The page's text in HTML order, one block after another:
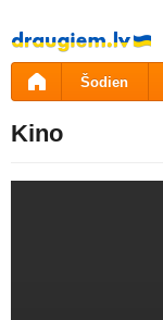
Pāriet
uz
saturu
Šodien
Kino